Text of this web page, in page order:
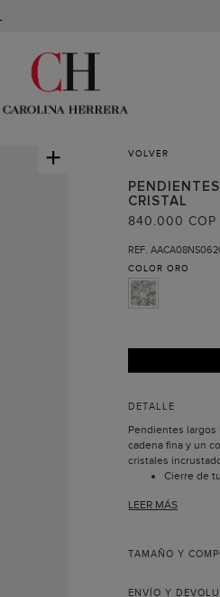
+ VOLVER
CRISTAL
840.000 COP
REF.
COLOR ORO
DETALLE
Pendientes largos
cadena fina y un
cristales
Cierre de
LEER MÁS
TAMAÑO Y
ENVÍO Y